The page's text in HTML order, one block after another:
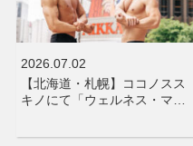
2026.07.02
【北海道・札幌】ココノスス
キノにて「ウェルネス・マ…